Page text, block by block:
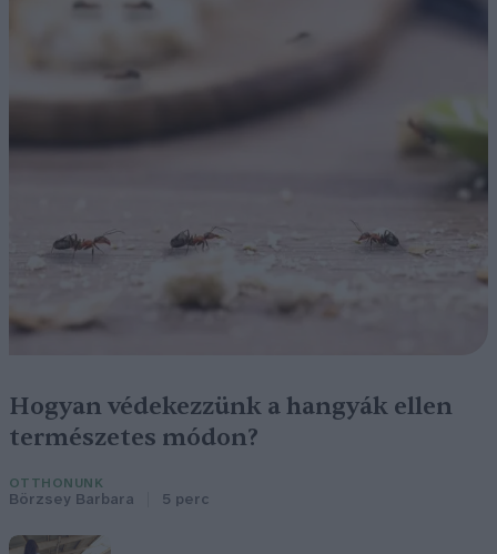
Hogyan védekezzünk a hangyák ellen
természetes módon?
OTTHONUNK
Börzsey Barbara 5 perc